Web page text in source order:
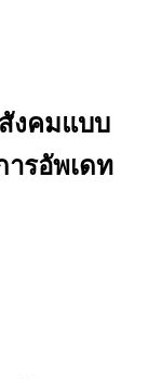
งคมแบบ
รอัพเดท